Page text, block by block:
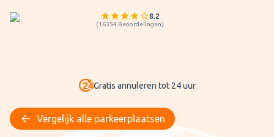
8.2
(16354 Beoordelingen)
Gratis annuleren tot 24 uur
Vergelijk alle parkeerplaatsen